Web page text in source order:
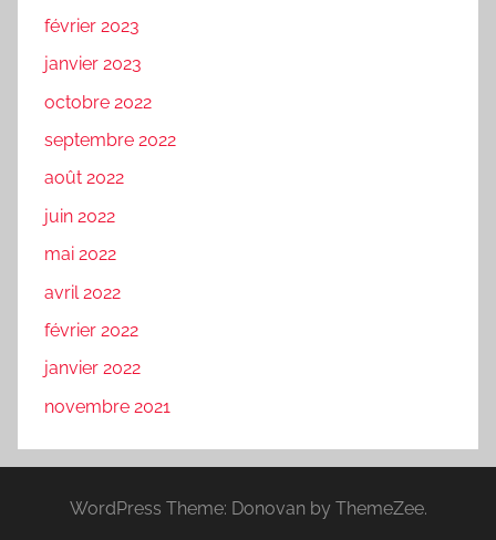
février 2023
janvier 2023
octobre 2022
septembre 2022
août 2022
juin 2022
mai 2022
avril 2022
février 2022
janvier 2022
novembre 2021
WordPress Theme: Donovan by ThemeZee.